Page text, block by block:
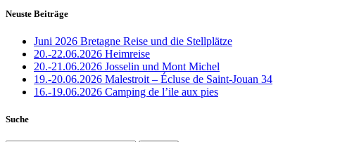
Neuste Beiträge
Juni 2026 Bretagne Reise und die Stellplätze
20.-22.06.2026 Heimreise
20.-21.06.2026 Josselin und Mont Michel
19.-20.06.2026 Malestroit – Écluse de Saint-Jouan 34
16.-19.06.2026 Camping de l’ile aux pies
Suche